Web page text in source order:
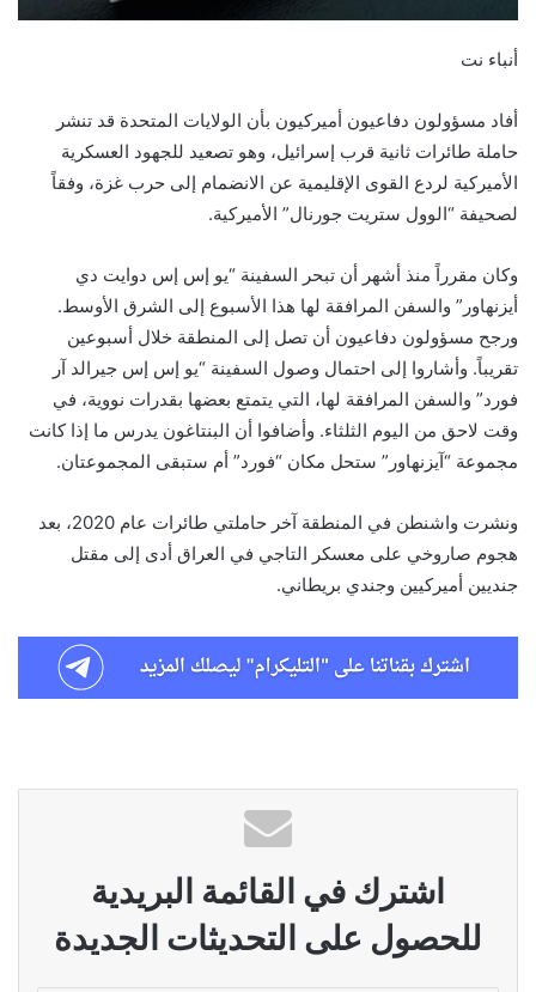
أنباء نت
أفاد مسؤولون دفاعيون أميركيون بأن الولايات المتحدة قد تنشر
حاملة طائرات ثانية قرب إسرائيل، وهو تصعيد للجهود العسكرية
الأميركية لردع القوى الإقليمية عن الانضمام إلى حرب غزة، وفقاً
لصحيفة “الوول ستريت جورنال” الأميركية.
وكان مقرراً منذ أشهر أن تبحر السفينة “يو إس إس دوايت دي
أيزنهاور” والسفن المرافقة لها هذا الأسبوع إلى الشرق الأوسط.
ورجح مسؤولون دفاعيون أن تصل إلى المنطقة خلال أسبوعين
تقريباً. وأشاروا إلى احتمال وصول السفينة “يو إس إس جيرالد آر
فورد” والسفن المرافقة لها، التي يتمتع بعضها بقدرات نووية، في
وقت لاحق من اليوم الثلثاء. وأضافوا أن البنتاغون يدرس ما إذا كانت
مجموعة “آيزنهاور” ستحل مكان “فورد” أم ستبقى المجموعتان.
ونشرت واشنطن في المنطقة آخر حاملتي طائرات عام 2020، بعد
هجوم صاروخي على معسكر التاجي في العراق أدى إلى مقتل
جنديين أميركيين وجندي بريطاني.
اشترك في القائمة البريدية
للحصول على التحديثات الجديدة